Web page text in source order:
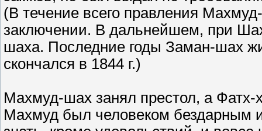
(В течение всего правления
заключении. В дальнейшем, при
шаха. Последние годы Заман-шах
скончался в 1844 г.)
Махмуд-шах занял престол, а
Махмуд был человеком бездарным